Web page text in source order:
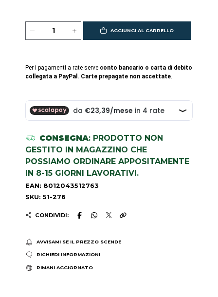
AGGIUNGI AL CARRELLO
Per i pagamenti a rate serve conto bancario o carta di debito
collegata a PayPal. Carte prepagate non accettate
CONSEGNA: PRODOTTO NON
GESTITO IN MAGAZZINO CHE
POSSIAMO ORDINARE APPOSITAMENTE
IN 8-15 GIORNI LAVORATIVI.
EAN: 8012043512763
SKU: 51-276
CONDIVIDI:
AVVISAMI SE IL PREZZO SCENDE
RICHIEDI INFORMAZIONI
RIMANI AGGIORNATO